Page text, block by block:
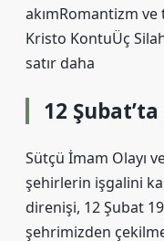
akımRomantizm
Kristo KontuÜç
satır daha
12
Sütçü İmam Olayı
şehirlerin işgalini
direnişi, 12 Şubat
şehrimizden